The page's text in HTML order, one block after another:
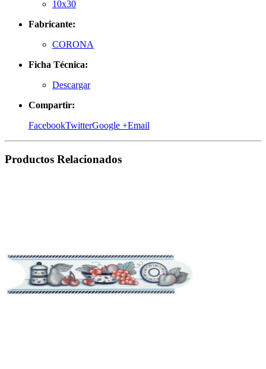
10x30
Fabricante:
CORONA
Ficha Técnica:
Descargar
Compartir:
FacebookTwitterGoogle +Email
Productos Relacionados